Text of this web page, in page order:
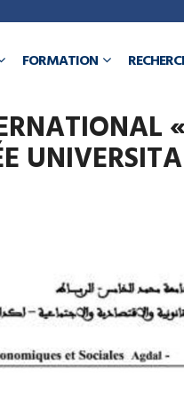
FORMATION